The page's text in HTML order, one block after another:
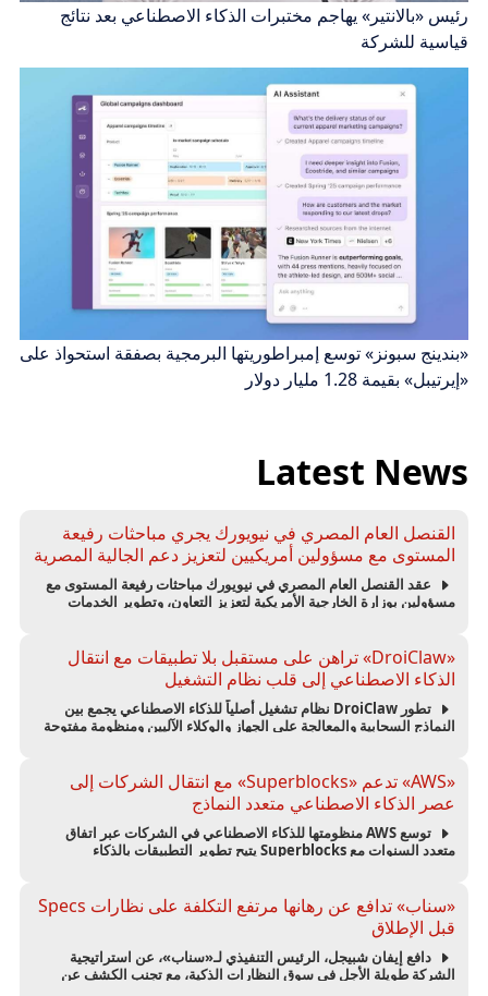
رئيس «بالانتير» يهاجم مختبرات الذكاء الاصطناعي بعد نتائج
قياسية للشركة
«بندينج سبونز» توسع إمبراطوريتها البرمجية بصفقة استحواذ على
«إيرتيبل» بقيمة 1.28 مليار دولار
Latest News
القنصل العام المصري في نيويورك يجري مباحثات رفيعة
المستوى مع مسؤولين أمريكيين لتعزيز دعم الجالية المصرية
عقد القنصل العام المصري في نيويورك مباحثات رفيعة المستوى مع
مسؤولين بوزارة الخارجية الأمريكية لتعزيز التعاون، وتطوير الخدمات
«DroiClaw» تراهن على مستقبل بلا تطبيقات مع انتقال
الذكاء الاصطناعي إلى قلب نظام التشغيل
تطور DroiClaw نظام تشغيل أصلياً للذكاء الاصطناعي يجمع بين
النماذج السحابية والمعالجة على الجهاز والوكلاء الآليين ومنظومة مفتوحة
«AWS» تدعم «Superblocks» مع انتقال الشركات إلى
عصر الذكاء الاصطناعي متعدد النماذج
توسع AWS منظومتها للذكاء الاصطناعي في الشركات عبر اتفاق
متعدد السنوات مع Superblocks يتيح تطوير التطبيقات بالذكاء
«سناب» تدافع عن رهانها مرتفع التكلفة على نظارات Specs
قبل الإطلاق
دافع إيفان شبيجل، الرئيس التنفيذي لـ«سناب»، عن استراتيجية
الشركة طويلة الأجل في سوق النظارات الذكية، مع تجنب الكشف عن